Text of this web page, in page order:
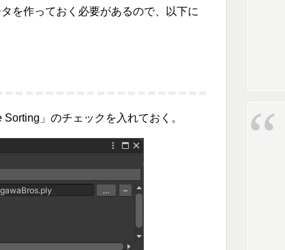
を作っておく必要があるので、以下に
」のチェックを入れておく。